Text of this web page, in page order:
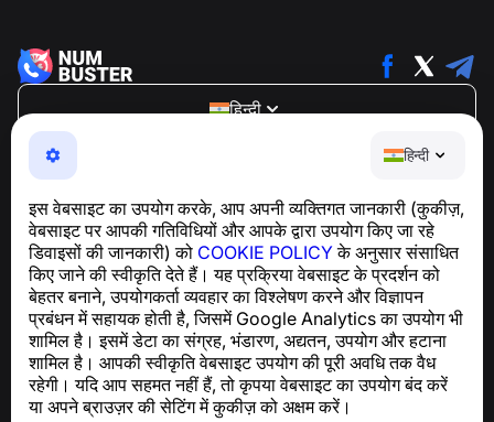
हिन्दी
इस वेबसाइट का उपयोग करके, आप अपनी व्यक्तिगत जानकारी (कुकीज़,
वेबसाइट पर आपकी गतिविधियों और आपके द्वारा उपयोग किए जा रहे
डिवाइसों की जानकारी) को COOKIE POLICYके अनुसार संसाधित
किए जाने की स्वीकृति देते हैं। यह प्रक्रिया वेबसाइट के प्रदर्शन को
बेहतर बनाने, उपयोगकर्ता व्यवहार का विश्लेषण करने और विज्ञापन
प्रबंधन में सहायक होती है, जिसमें Google Analytics का उपयोग भी
शामिल है। इसमें डेटा का संग्रह, भंडारण, अद्यतन, उपयोग और हटाना
शामिल है। आपकी स्वीकृति वेबसाइट उपयोग की पूरी अवधि तक वैध
रहेगी। यदि आप सहमत नहीं हैं, तो कृपया वेबसाइट का उपयोग बंद करें
या अपने ब्राउज़र की सेटिंग में कुकीज़ को अक्षम करें।
हिन्दी
NumBuster © 2013—2026 ·
support@numbuster.com
एक उपयोग में आसान ऐप जो आपको फोन घोटालों, स्पैम और अवांछित संदेशों
GDPR अनुपालन से संबंधित पूछताछ के लिए:
support@numbuster.com
सहायता केंद्र
समाचार और लेख
परियोजना के बारे में
संपर्क